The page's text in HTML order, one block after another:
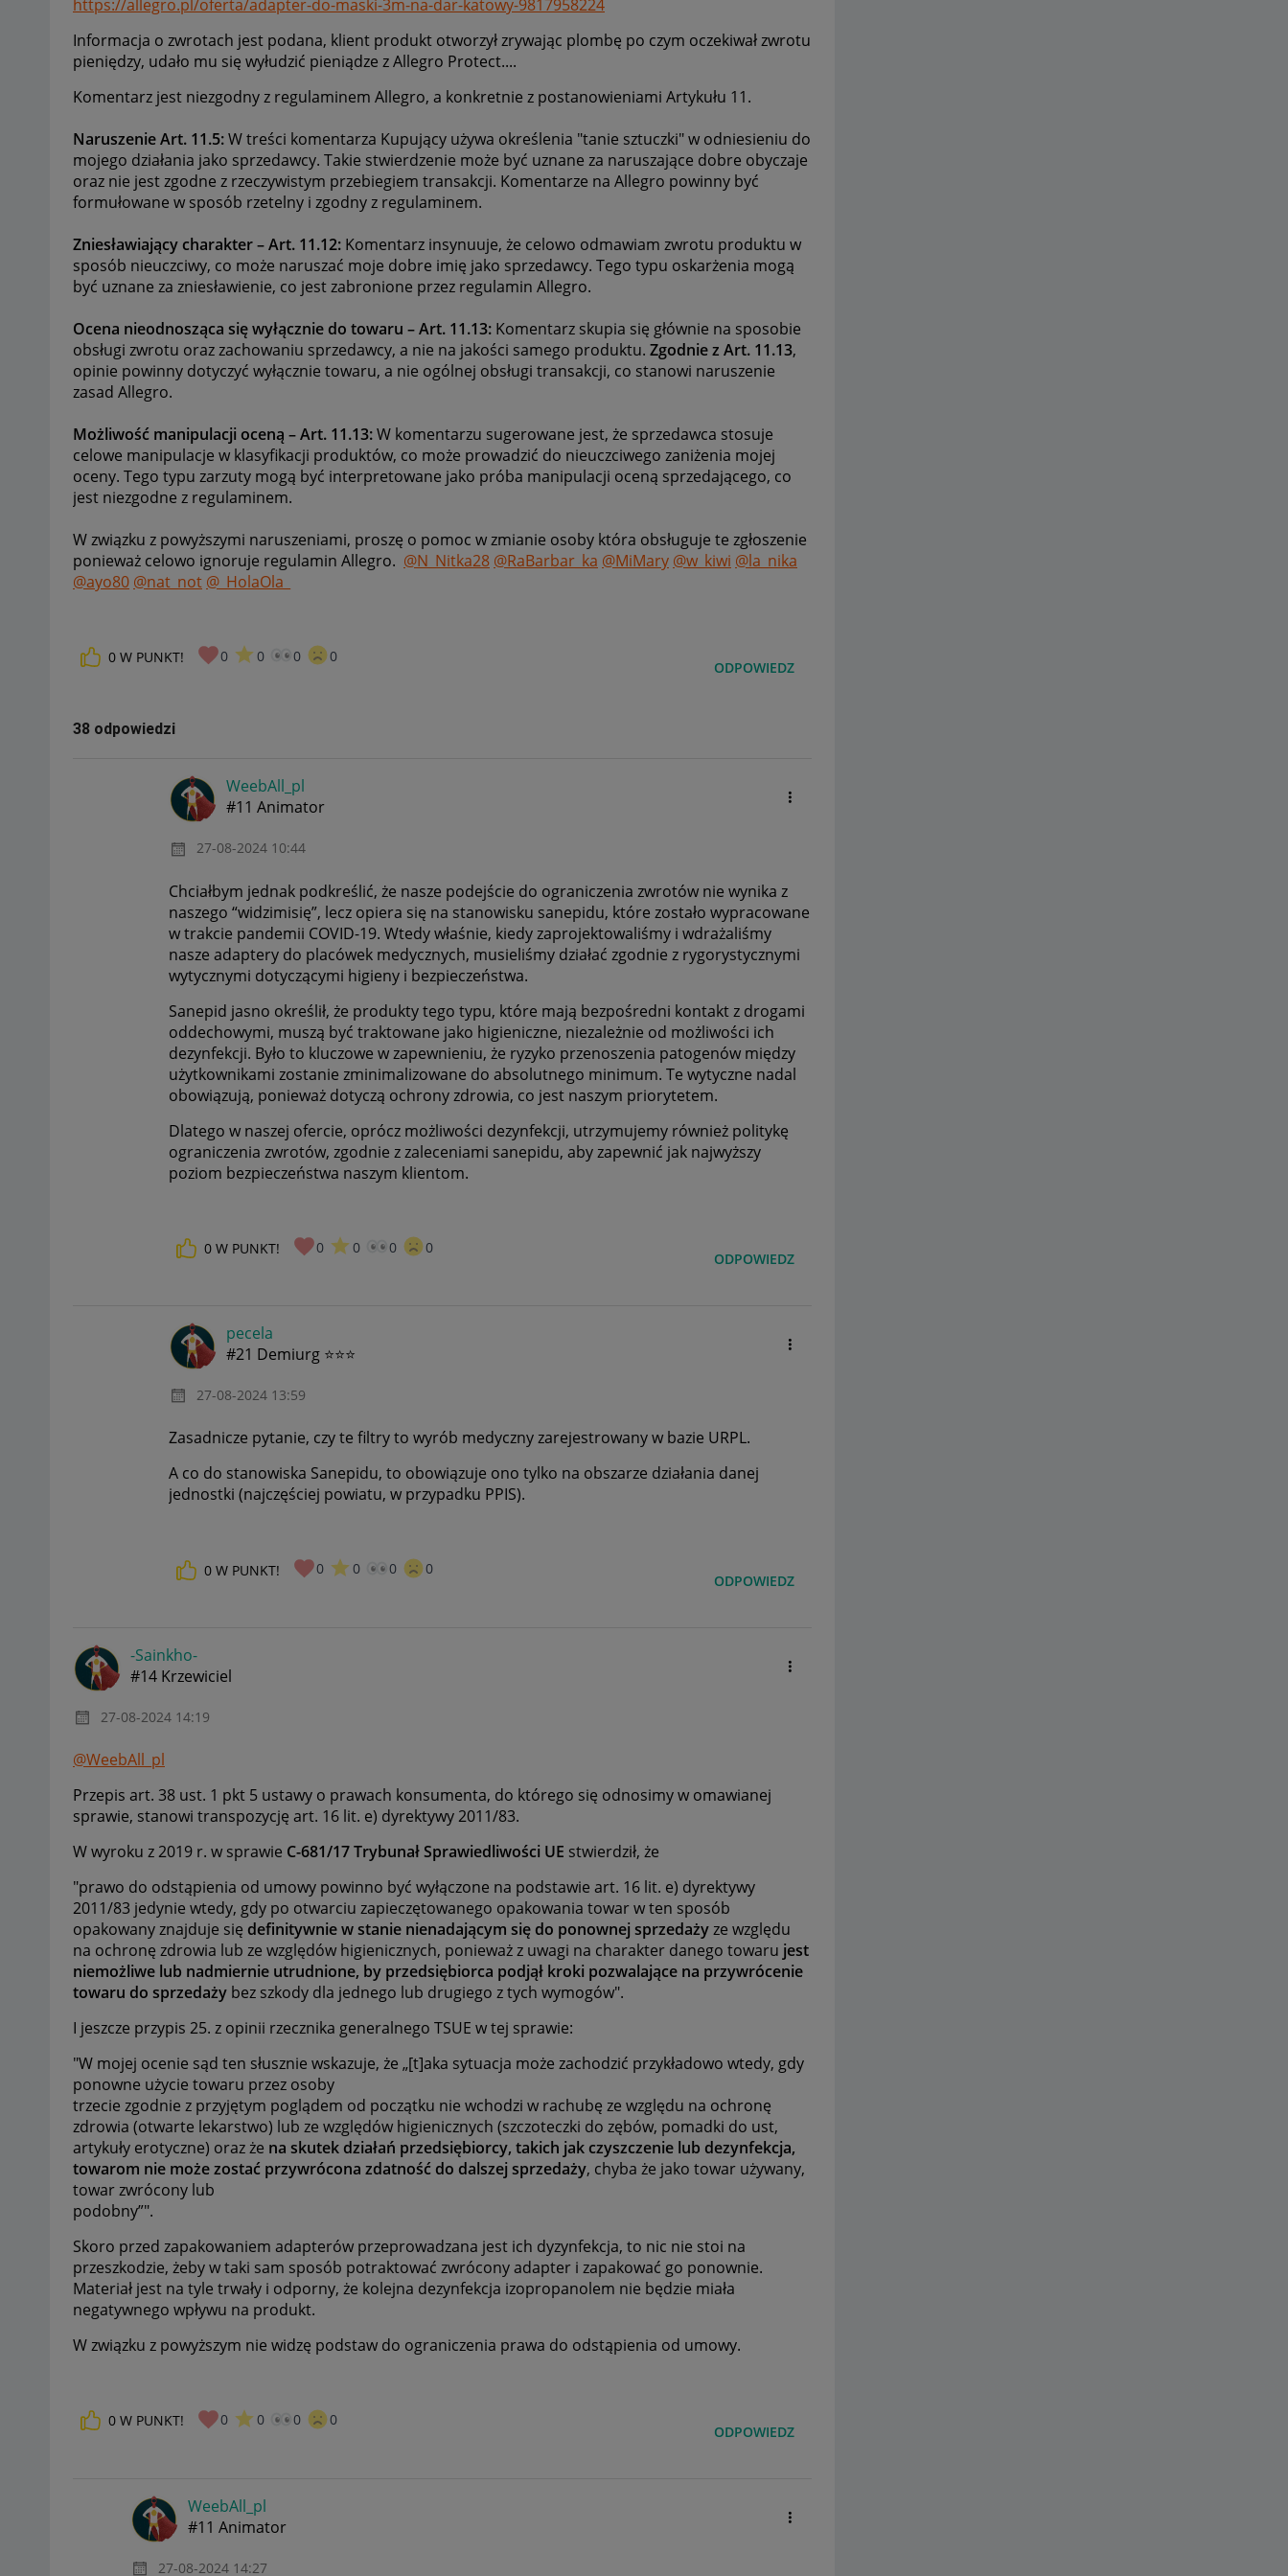
https://allegro.pl/oferta/adapter-do-maski-3m-na-dar-katowy-9817958224
Informacja o zwrotach jest podana, klient produkt otworzył zrywając plombę po czym oczekiwał zwrotu
pieniędzy, udało mu się wyłudzić pieniądze z Allegro Protect....
Komentarz jest niezgodny z regulaminem Allegro, a konkretnie z postanowieniami Artykułu 11.
Naruszenie Art. 11.5:W treści komentarza Kupujący używa określenia "tanie sztuczki" w odniesieniu do
mojego działania jako sprzedawcy. Takie stwierdzenie może być uznane za naruszające dobre obyczaje
oraz nie jest zgodne z rzeczywistym przebiegiem transakcji. Komentarze na Allegro powinny być
formułowane w sposób rzetelny i zgodny z regulaminem.
Zniesławiający charakter – Art. 11.12: Komentarz insynuuje, że celowo odmawiam zwrotu produktu w
sposób nieuczciwy, co może naruszać moje dobre imię jako sprzedawcy. Tego typu oskarżenia mogą
być uznane za zniesławienie, co jest zabronione przez regulamin Allegro.
Ocena nieodnosząca się wyłącznie do towaru – Art. 11.13: Komentarz skupia się głównie na sposobie
obsługi zwrotu oraz zachowaniu sprzedawcy, a nie na jakości samego produktu. Zgodnie z Art. 11.13,
opinie powinny dotyczyć wyłącznie towaru, a nie ogólnej obsługi transakcji, co stanowi naruszenie
zasad Allegro.
Możliwość manipulacji oceną – Art. 11.13:W komentarzu sugerowane jest, że sprzedawca stosuje
celowe manipulacje w klasyfikacji produktów, co może prowadzić do nieuczciwego zaniżenia mojej
oceny. Tego typu zarzuty mogą być interpretowane jako próba manipulacji oceną sprzedającego, co
jest niezgodne z regulaminem.
W związku z powyższymi naruszeniami, proszę o pomoc w zmianie osoby która obsługuje te zgłoszenie
ponieważ celowo ignoruje regulamin Allegro. @N_Nitka28 @RaBarbar_ka @MiMary @w_kiwi @la_nika
@ayo80 @nat_not @_HolaOla_
0 W PUNKT! 0 0 0 0
ODPOWIEDZ
38 odpowiedzi
WeebAll_pl
#11 Animator
‎27-08-2024 10:44
Chciałbym jednak podkreślić, że nasze podejście do ograniczenia zwrotów nie wynika z
naszego “widzimisię”, lecz opiera się na stanowisku sanepidu, które zostało wypracowane
w trakcie pandemii COVID-19. Wtedy właśnie, kiedy zaprojektowaliśmy i wdrażaliśmy
nasze adaptery do placówek medycznych, musieliśmy działać zgodnie z rygorystycznymi
wytycznymi dotyczącymi higieny i bezpieczeństwa.
Sanepid jasno określił, że produkty tego typu, które mają bezpośredni kontakt z drogami
oddechowymi, muszą być traktowane jako higieniczne, niezależnie od możliwości ich
dezynfekcji. Było to kluczowe w zapewnieniu, że ryzyko przenoszenia patogenów między
użytkownikami zostanie zminimalizowane do absolutnego minimum. Te wytyczne nadal
obowiązują, ponieważ dotyczą ochrony zdrowia, co jest naszym priorytetem.
Dlatego w naszej ofercie, oprócz możliwości dezynfekcji, utrzymujemy również politykę
ograniczenia zwrotów, zgodnie z zaleceniami sanepidu, aby zapewnić jak najwyższy
poziom bezpieczeństwa naszym klientom.
0 W PUNKT! 0 0 0 0
ODPOWIEDZ
pecela
#21 Demiurg ⭐⭐⭐
‎27-08-2024 13:59
Zasadnicze pytanie, czy te filtry to wyrób medyczny zarejestrowany w bazie URPL.
A co do stanowiska Sanepidu, to obowiązuje ono tylko na obszarze działania danej
jednostki (najczęściej powiatu, w przypadku PPIS).
0 W PUNKT! 0 0 0 0
ODPOWIEDZ
-Sainkho-
#14 Krzewiciel
‎27-08-2024 14:19
@WeebAll_pl
Przepis art. 38 ust. 1 pkt 5 ustawy o prawach konsumenta, do którego się odnosimy w omawianej
sprawie, stanowi transpozycję art. 16 lit. e) dyrektywy 2011/83.
W wyroku z 2019 r. w sprawie C-681/17 Trybunał Sprawiedliwości UE stwierdził, że
"prawo do odstąpienia od umowy powinno być wyłączone na podstawie art. 16 lit. e) dyrektywy
2011/83 jedynie wtedy, gdy po otwarciu zapieczętowanego opakowania towar w ten sposób
opakowany znajduje się definitywnie w stanie nienadającym się do ponownej sprzedażyze względu
na ochronę zdrowia lub ze względów higienicznych, ponieważ z uwagi na charakter danego towaru jest
niemożliwe lub nadmiernie utrudnione, by przedsiębiorca podjął kroki pozwalające na przywrócenie
towaru do sprzedaży bez szkody dla jednego lub drugiego z tych wymogów".
I jeszcze przypis 25. z opinii rzecznika generalnego TSUE w tej sprawie:
"W mojej ocenie sąd ten słusznie wskazuje, że „[t]aka sytuacja może zachodzić przykładowo wtedy, gdy
ponowne użycie towaru przez osoby
trzecie zgodnie z przyjętym poglądem od początku nie wchodzi w rachubę ze względu na ochronę
zdrowia (otwarte lekarstwo) lub ze względów higienicznych (szczoteczki do zębów, pomadki do ust,
artykuły erotyczne) oraz że na skutek działań przedsiębiorcy, takich jak czyszczenie lub dezynfekcja,
towarom nie może zostać przywrócona zdatność do dalszej sprzedaży, chyba że jako towar używany,
towar zwrócony lub
podobny”".
Skoro przed zapakowaniem adapterów przeprowadzana jest ich dyzynfekcja, to nic nie stoi na
przeszkodzie, żeby w taki sam sposób potraktować zwrócony adapter i zapakować go ponownie.
Materiał jest na tyle trwały i odporny, że kolejna dezynfekcja izopropanolem nie będzie miała
negatywnego wpływu na produkt.
W związku z powyższym nie widzę podstaw do ograniczenia prawa do odstąpienia od umowy.
0 W PUNKT! 0 0 0 0
ODPOWIEDZ
WeebAll_pl
#11 Animator
‎27-08-2024 14:27